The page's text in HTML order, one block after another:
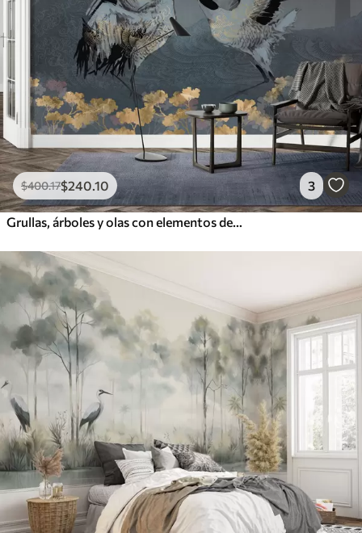
$400.17$240.10 3
Grullas, árboles y olas con elementos de estilo chino